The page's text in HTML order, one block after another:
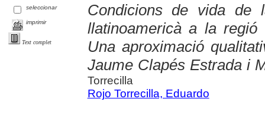
seleccionar
imprimir
Text complet
Condicions de vida de
llatinoamericà a la regió
Una aproximació
Jaume Clapés Estrada i
Torrecilla
Rojo Torrecilla, Eduardo